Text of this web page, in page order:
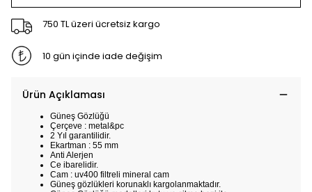
750 TL üzeri ücretsiz kargo
10 gün içinde iade değişim
Ürün Açıklaması
Güneş Gözlüğü
Çerçeve : metal&pc
2 Yıl garantilidir.
Ekartman : 55 mm
Anti Alerjen
Ce ibarelidir.
Cam : uv400 filtreli mineral cam
Güneş gözlükleri korunaklı kargolanmaktadır.